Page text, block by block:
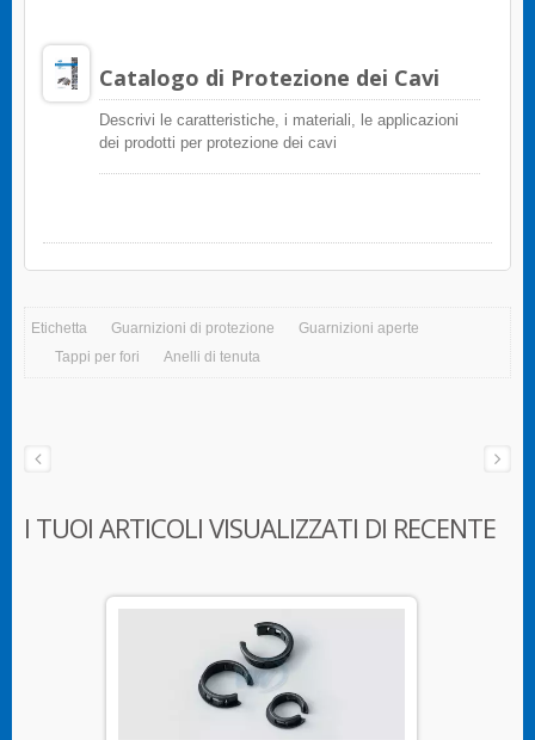
Catalogo di Protezione dei Cavi
Descrivi le caratteristiche, i materiali, le applicazioni
dei prodotti per protezione dei cavi
Etichetta Guarnizioni di protezione
Guarnizioni aperte
Tappi per fori
Anelli di tenuta
I TUOI ARTICOLI VISUALIZZATI DI RECENTE